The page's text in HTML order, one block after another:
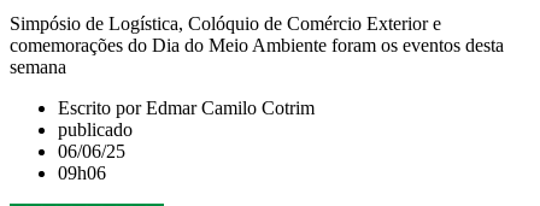
Simpósio de Logística, Colóquio de Comércio Exterior e
comemorações do Dia do Meio Ambiente foram os eventos desta
semana
Escrito por Edmar Camilo Cotrim
publicado
06/06/25
09h06